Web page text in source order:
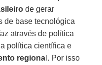
de gerar
de base tecnológica
através de política
política científica e
regiona l. Por isso